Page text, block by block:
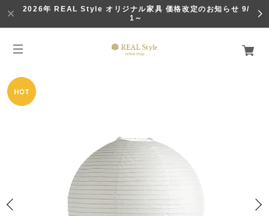
2026年 REAL Style オリジナル家具 価格改定のお知らせ 9/
1～